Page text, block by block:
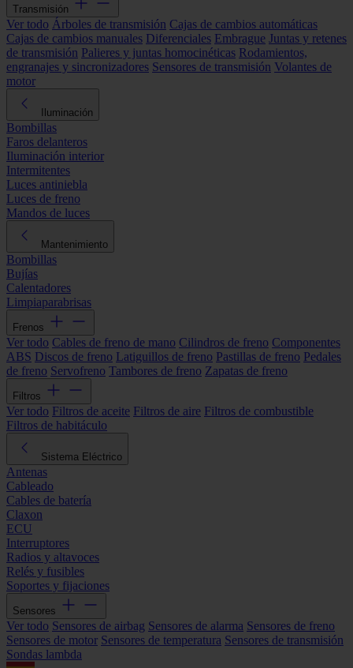
Transmisión
Ver todo Árboles de transmisión Cajas de cambios automáticas
Cajas de cambios manuales Diferenciales Embrague Juntas y retenes
de transmisión Palieres y juntas homocinéticas Rodamientos,
engranajes y sincronizadores Sensores de transmisión Volantes de
motor
Iluminación
Bombillas
Faros delanteros
Iluminación interior
Intermitentes
Luces antiniebla
Luces de freno
Mandos de luces
Mantenimiento
Bombillas
Bujías
Calentadores
Limpiaparabrisas
Frenos
Ver todo Cables de freno de mano Cilindros de freno Componentes
ABS Discos de freno Latiguillos de freno Pastillas de freno Pedales
de freno Servofreno Tambores de freno Zapatas de freno
Filtros
Ver todo Filtros de aceite Filtros de aire Filtros de combustible
Filtros de habitáculo
Sistema Eléctrico
Antenas
Cableado
Cables de batería
Claxon
ECU
Interruptores
Radios y altavoces
Relés y fusibles
Soportes y fijaciones
Sensores
Ver todo Sensores de airbag Sensores de alarma Sensores de freno
Sensores de motor Sensores de temperatura Sensores de transmisión
Sondas lambda